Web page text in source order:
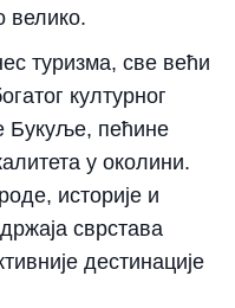
велико.
туризма, све већи
културног
Букуље, пећине
у околини.
историје и
сврстава
дестинације